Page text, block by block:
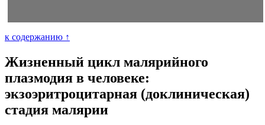
к содержанию ↑
Жизненный цикл малярийного
плазмодия в человеке:
экзоэритроцитарная (доклиническая)
стадия малярии